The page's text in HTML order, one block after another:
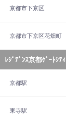
京都市下京区
京都市下京区花畑町
ﾚｼﾞﾃﾞﾝｽ京都ｹﾞｰﾄｼ
京都駅
東寺駅